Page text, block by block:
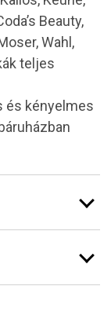
Beauty,
Wahl,
teljes
és kényelmes